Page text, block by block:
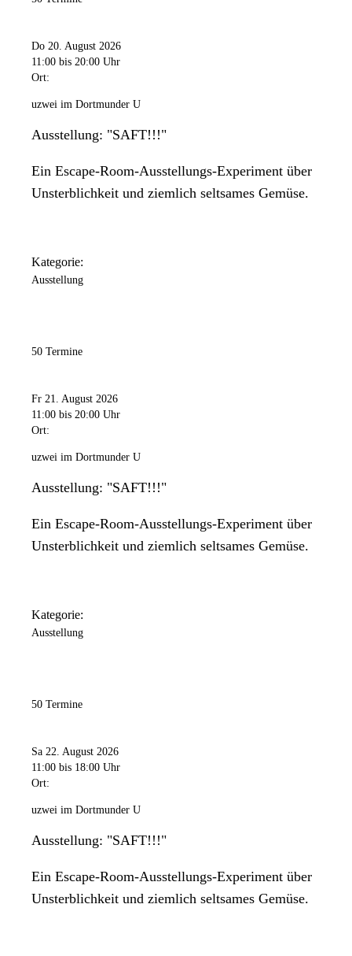
Do 20. August 2026
11:00 bis 20:00 Uhr
Ort:
uzwei im Dortmunder U
Ausstellung: "SAFT!!!"
Ein Escape-Room-Ausstellungs-Experiment über
Unsterblichkeit und ziemlich seltsames Gemüse.
Kategorie:
Ausstellung
50 Termine
Fr 21. August 2026
11:00 bis 20:00 Uhr
Ort:
uzwei im Dortmunder U
Ausstellung: "SAFT!!!"
Ein Escape-Room-Ausstellungs-Experiment über
Unsterblichkeit und ziemlich seltsames Gemüse.
Kategorie:
Ausstellung
50 Termine
Sa 22. August 2026
11:00 bis 18:00 Uhr
Ort:
uzwei im Dortmunder U
Ausstellung: "SAFT!!!"
Ein Escape-Room-Ausstellungs-Experiment über
Unsterblichkeit und ziemlich seltsames Gemüse.